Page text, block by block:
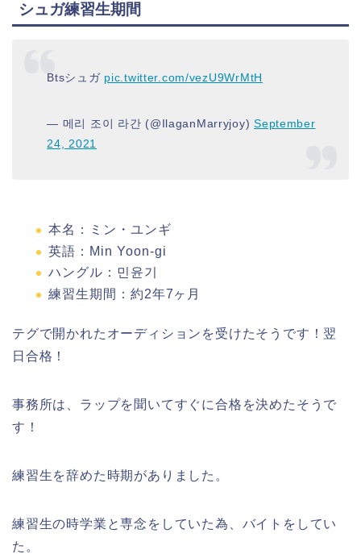
シュガ練習生期間
Btsシュガ pic.twitter.com/vezU9WrMtH
— 메리 조이 라간 (@IlaganMarryjoy)September
24, 2021
本名：ミン・ユンギ
英語：Min Yoon-gi
ハングル：민윤기
練習生期間：約2年7ヶ月
テグで開かれたオーディションを受けたそうです！翌
日合格！
事務所は、ラップを聞いてすぐに合格を決めたそうで
す！
練習生を辞めた時期がありました。
練習生の時学業と専念をしていた為、バイトをしてい
た。